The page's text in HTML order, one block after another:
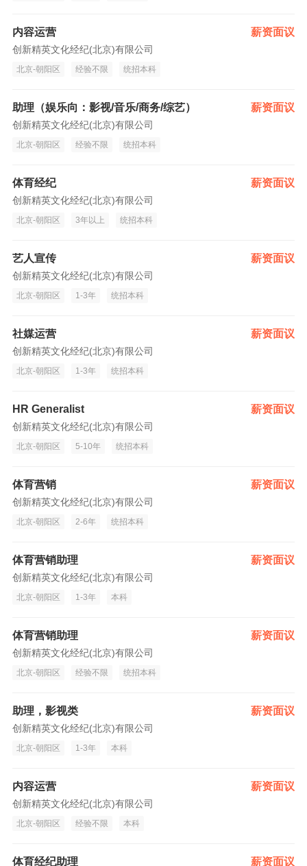
内容运营 薪资面议
创新精英文化经纪(北京)有限公司
北京-朝阳区 经验不限 统招本科
助理（娱乐向：影视/音乐/商务/综艺） 薪资面议
创新精英文化经纪(北京)有限公司
北京-朝阳区 经验不限 统招本科
体育经纪 薪资面议
创新精英文化经纪(北京)有限公司
北京-朝阳区 3年以上 统招本科
艺人宣传 薪资面议
创新精英文化经纪(北京)有限公司
北京-朝阳区 1-3年 统招本科
社媒运营 薪资面议
创新精英文化经纪(北京)有限公司
北京-朝阳区 1-3年 统招本科
HR Generalist 薪资面议
创新精英文化经纪(北京)有限公司
北京-朝阳区 5-10年 统招本科
体育营销 薪资面议
创新精英文化经纪(北京)有限公司
北京-朝阳区 2-6年 统招本科
体育营销助理 薪资面议
创新精英文化经纪(北京)有限公司
北京-朝阳区 1-3年 本科
体育营销助理 薪资面议
创新精英文化经纪(北京)有限公司
北京-朝阳区 经验不限 统招本科
助理，影视类 薪资面议
创新精英文化经纪(北京)有限公司
北京-朝阳区 1-3年 本科
内容运营 薪资面议
创新精英文化经纪(北京)有限公司
北京-朝阳区 经验不限 本科
体育经纪助理 薪资面议